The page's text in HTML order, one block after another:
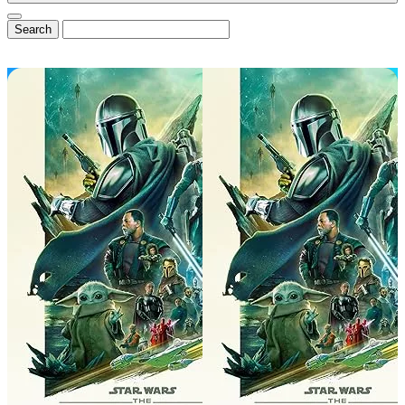
News & Magazin
Alle News
Exklusive Interviews
Reviews & Rezensionen
💼 B2B & Presse
📊 Media Kit & Reichweite
🏆 Referenzen & Cases
🌟 Mitglied von InsidEars
✉️ Kooperationsanfragen